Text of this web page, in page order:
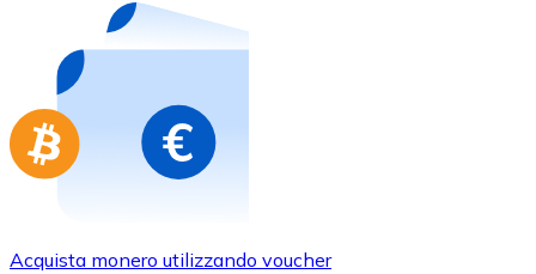
Acquista gift card dei tuoi marchi preferiti con
Vai al negozio di carte regalo
Acquista monero utilizzando voucher